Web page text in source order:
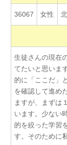
36067 女性
生徒さんの現在
てたいと思いま
的に「ここだ」
を確認して進め
ますが、まずは
います。少ない
的を絞った学習
す。そのために